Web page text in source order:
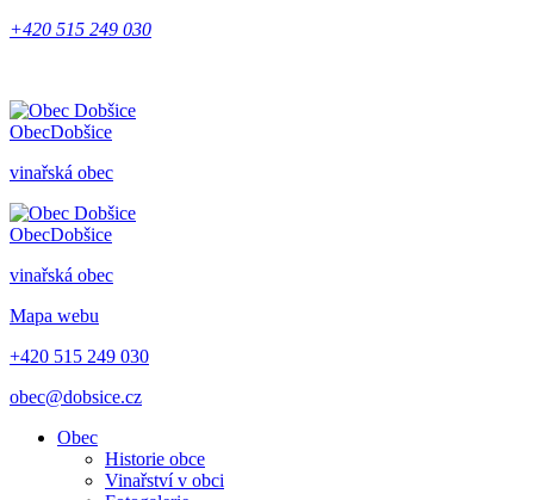
+420 515 249 030
ObecDobšice
vinařská obec
ObecDobšice
vinařská obec
Mapa webu
+420 515 249 030
obec@dobsice.cz
Obec
Historie obce
Vinařství v obci